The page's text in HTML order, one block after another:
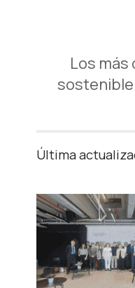
Los más
Última